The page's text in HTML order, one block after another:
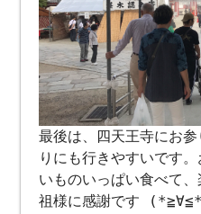
最後は、四天王寺にお
りにも行きやすいです
いものいっぱい食べて
祖様に感謝です